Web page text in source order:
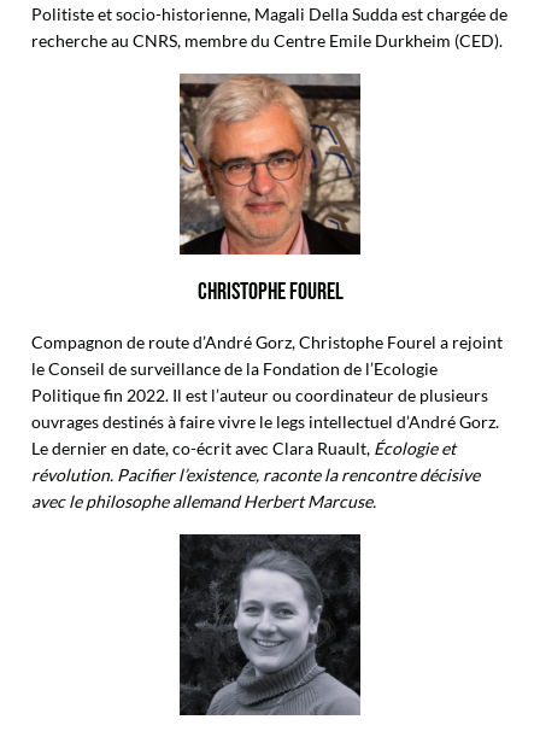
Politiste et socio-historienne, Magali Della Sudda est chargée de
recherche au CNRS, membre du Centre Emile Durkheim (CED).
CHRISTOPHE FOUREL
Compagnon de route d’André Gorz, Christophe Fourel a rejoint
le Conseil de surveillance de la Fondation de l’Ecologie
Politique fin 2022. Il est l’auteur ou coordinateur de plusieurs
ouvrages destinés à faire vivre le legs intellectuel d’André Gorz.
Le dernier en date, co-écrit avec Clara Ruault, Écologie et
révolution. Pacifier l’existence, raconte la rencontre décisive
avec le philosophe allemand Herbert Marcuse.